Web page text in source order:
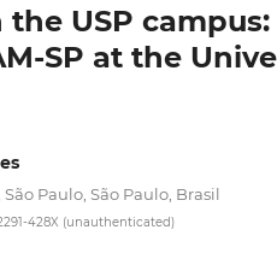
the USP
SP at the
Paulo, São Paulo, Brasil
428X (unauthenticated)